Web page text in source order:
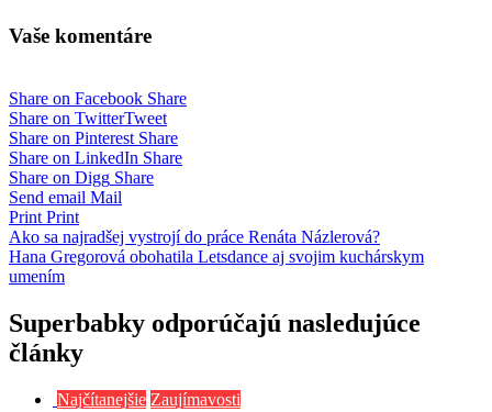
Vaše komentáre
Share on Facebook Share
Share on TwitterTweet
Share on Pinterest Share
Share on LinkedIn Share
Share on Digg Share
Send email Mail
Print Print
Navigácia
v
Ako sa najradšej vystrojí do práce Renáta Názlerová?
Hana Gregorová obohatila Letsdance aj svojim kuchárskym
umením
Superbabky odporúčajú nasledujúce
články
Najčítanejšie Zaujímavosti